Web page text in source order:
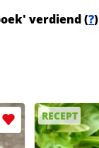
verdiend (?)
RECEPT